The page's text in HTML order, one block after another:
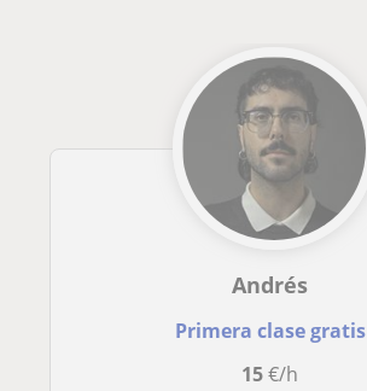
Andrés
Primera clase gratis
15€/h